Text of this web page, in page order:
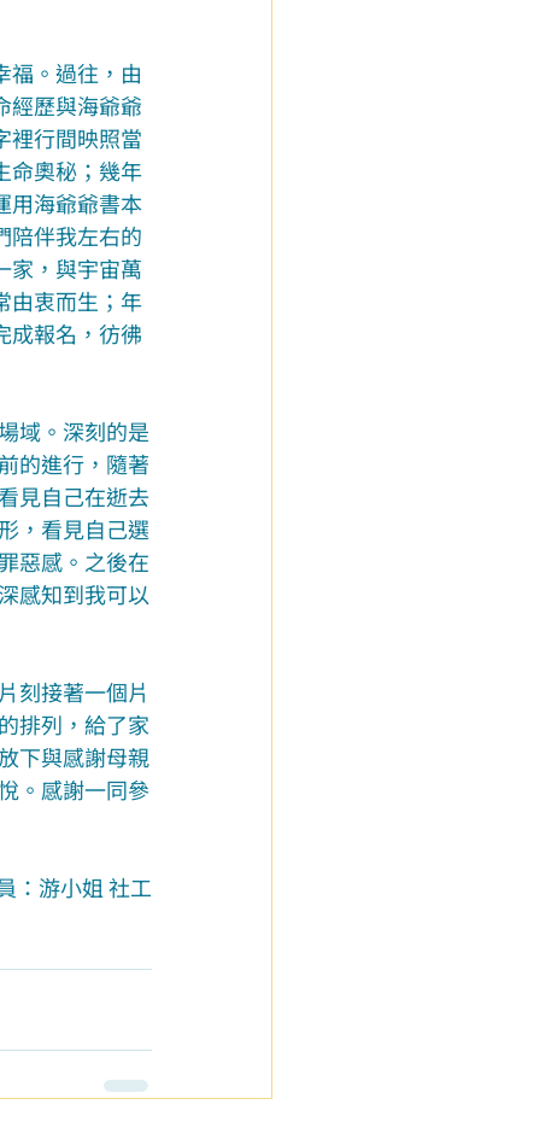
福。過往，由
經歷與海爺爺
裡行間映照當
命奧秘；幾年
用海爺爺書本
陪伴我左右的
家，與宇宙萬
由衷而生；年
成報名，彷彿
域。深刻的是
的進行，隨著
見自己在逝去
，看見自己選
惡感。之後在
感知到我可以
刻接著一個片
排列，給了家
下與感謝母親
。感謝一同參
：游小姐 社工